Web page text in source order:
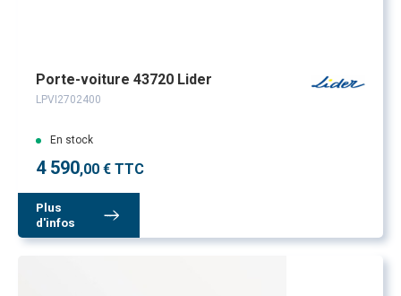
Porte-voiture 43720 Lider
LPVI2702400
En stock
4 590,00 € TTC
Plus
d'infos